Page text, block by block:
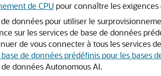
de CPU pour connaître les
données pour utiliser le
sur les services de base de données
de vous connecter à tous les services
de données prédéfinis pour les bases
données Autonomous AI.